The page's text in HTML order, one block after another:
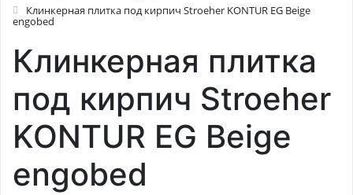
Клинкерная плитка под кирпич Stroeher KONTUR EG Beige
engobed
Клинкерная плитка
под кирпич Stroeher
KONTUR EG Beige
engobed